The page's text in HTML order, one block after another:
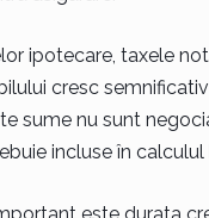
ipotecare, taxele
cresc
sume nu sunt
incluse în